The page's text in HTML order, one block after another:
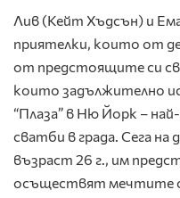
Лив (Кейт Хъдсън) и
приятелки, които от
от предстоящите си
които задължително
“Плаза” в Ню Йорк –
сватби в града. Сега
възраст 26 г., им
осъществят мечтите